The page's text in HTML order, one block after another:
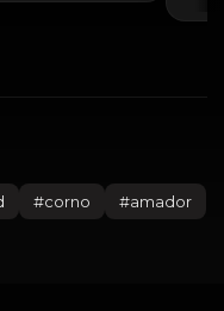
#corno #amador